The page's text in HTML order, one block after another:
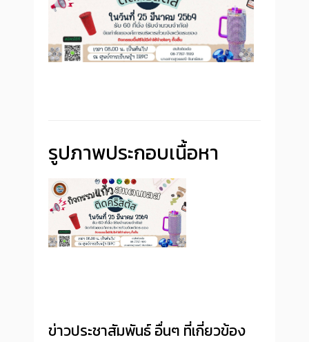
รูปภาพประกอบเนื้อหา
ข่าวประชาสัมพันธ์ อื่นๆ ที่เกี่ยวข้อง